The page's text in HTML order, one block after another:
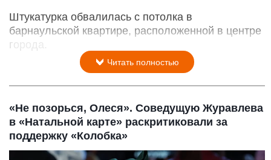
Штукатурка обвалилась с потолка в
барнаульской квартире, расположенной в центре
города.
Читать полностью
«Не позорься, Олеся». Соведущую Журавлева
в «Натальной карте» раскритиковали за
поддержку «Колобка»